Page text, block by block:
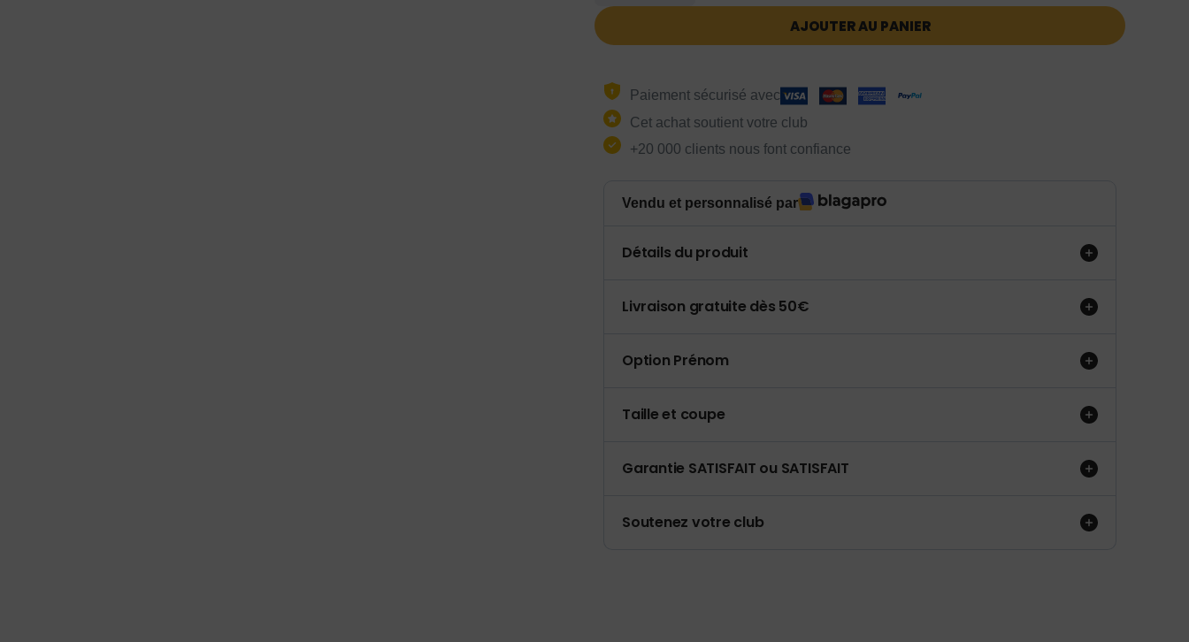
AJOUTER AU PANIER
Paiement sécurisé avec
Cet achat soutient votre club
+20 000 clients nous font confiance
Vendu et personnalisé par
Détails du produit
Livraison gratuite dès 50€
Option Prénom
Taille et coupe
Garantie SATISFAIT ou SATISFAIT
Soutenez votre club